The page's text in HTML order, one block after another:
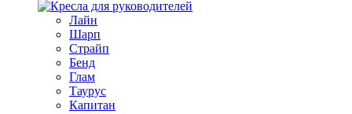
Лайн
Шарп
Страйп
Бенд
Глам
Таурус
Капитан